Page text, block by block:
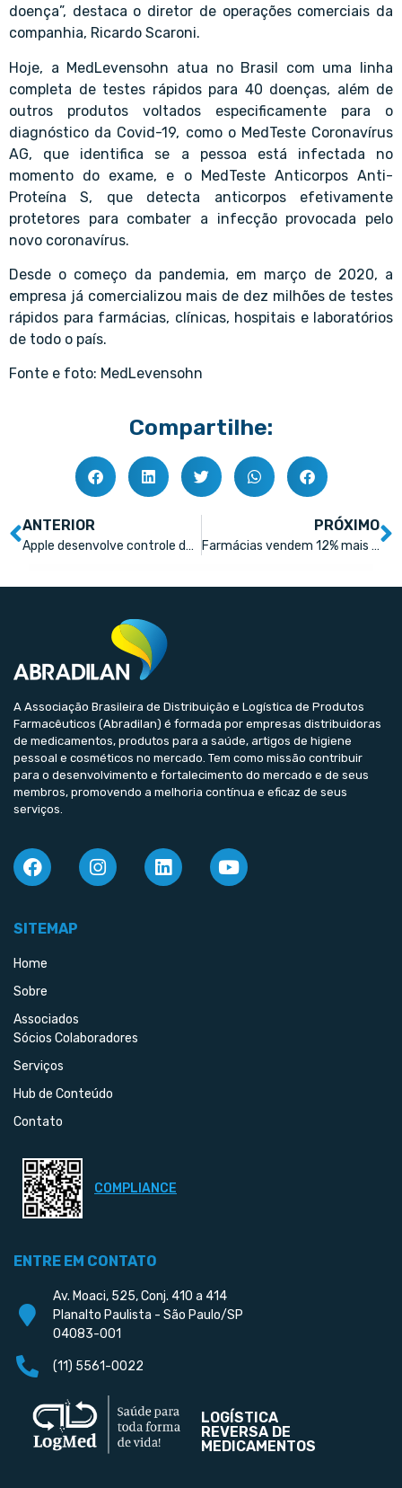
doença”, destaca o diretor de operações comerciais da
companhia, Ricardo Scaroni.
Hoje, a MedLevensohn atua no Brasil com uma linha
completa de testes rápidos para 40 doenças, além de
outros produtos voltados especificamente para o
diagnóstico da Covid-19, como o MedTeste Coronavírus
AG, que identifica se a pessoa está infectada no
momento do exame, e o MedTeste Anticorpos Anti-
Proteína S, que detecta anticorpos efetivamente
protetores para combater a infecção provocada pelo
novo coronavírus.
Desde o começo da pandemia, em março de 2020, a
empresa já comercializou mais de dez milhões de testes
rápidos para farmácias, clínicas, hospitais e laboratórios
de todo o país.
Fonte e foto: MedLevensohn
Compartilhe:
ANTERIOR
Apple desenvolve controle de medicamentos pelo celular
PRÓXIMO
Farmácias vendem 12% mais produtos voltados a bebês e crianças nos últimos 12 meses
A Associação Brasileira de Distribuição e Logística de Produtos
Farmacêuticos (Abradilan) é formada por empresas distribuidoras
de medicamentos, produtos para a saúde, artigos de higiene
pessoal e cosméticos no mercado. Tem como missão contribuir
para o desenvolvimento e fortalecimento do mercado e de seus
membros, promovendo a melhoria contínua e eficaz de seus
serviços.
SITEMAP
Home
Sobre
Associados
Sócios Colaboradores
Serviços
Hub de Conteúdo
Contato
COMPLIANCE
ENTRE EM CONTATO
Av. Moaci, 525, Conj. 410 a 414
Planalto Paulista - São Paulo/SP
04083-001
(11) 5561-0022
LOGÍSTICA
REVERSA DE
MEDICAMENTOS